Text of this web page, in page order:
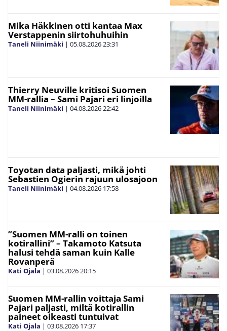
Mika Häkkinen otti kantaa Max
Verstappenin siirtohuhuihin
Taneli Niinimäki | 05.08.202623:31
Thierry Neuville kritisoi Suomen
MM-rallia – Sami Pajari eri linjoilla
Taneli Niinimäki | 04.08.202622:42
Toyotan data paljasti, mikä johti
Sebastien Ogierin rajuun ulosajoon
Taneli Niinimäki | 04.08.2026 17:58
”Suomen MM-ralli on toinen
kotirallini” – Takamoto Katsuta
halusi tehdä saman kuin Kalle
Rovanperä
Kati Ojala | 03.08.202620:15
Suomen MM-rallin voittaja Sami
Pajari paljasti, miltä kotirallin
paineet oikeasti tuntuivat
Kati Ojala | 03.08.2026 17:37